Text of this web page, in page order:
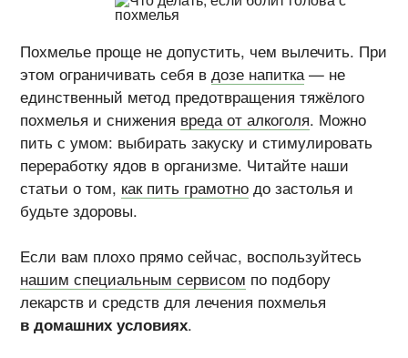
Похмелье проще не допустить, чем вылечить. При
этом ограничивать себя в дозе напитка — не
единственный метод предотвращения тяжёлого
похмелья и снижения вреда от алкоголя. Можно
пить с умом: выбирать закуску и стимулировать
переработку ядов в организме. Читайте наши
статьи о том, как пить грамотно до застолья и
будьте здоровы.
Если вам плохо прямо сейчас, воспользуйтесь
нашим специальным сервисом по подбору
лекарств и средств для лечения похмелья
в домашних условиях.